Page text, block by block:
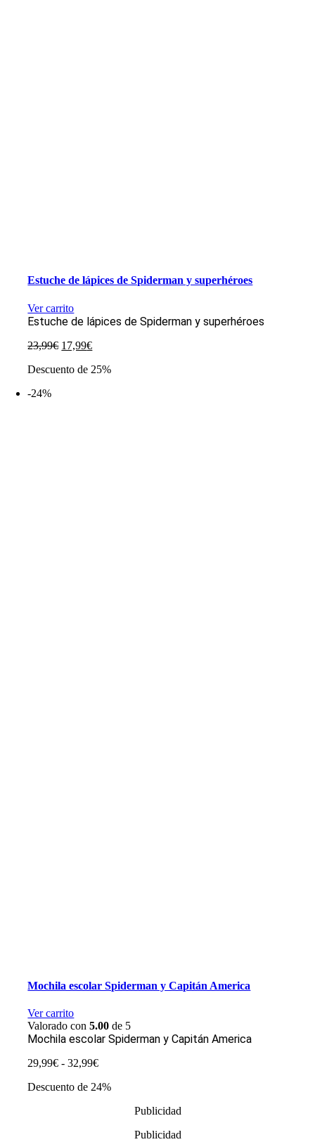
Estuche de lápices de Spiderman y superhéroes
Ver carrito
Estuche de lápices de Spiderman y superhéroes
23,99€ El
original
17,99€El
actual
Descuento de 25%
-24%
Mochila escolar Spiderman y Capitán America
Ver carrito
Valorado con5.00 de 5
Mochila escolar Spiderman y Capitán America
29,99€ - 32,99€Rango
precios:
Descuento de 24%
Publicidad
Publicidad